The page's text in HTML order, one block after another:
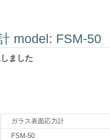
model: FSM-50
ました
ガラス表面応力計
FSM-50